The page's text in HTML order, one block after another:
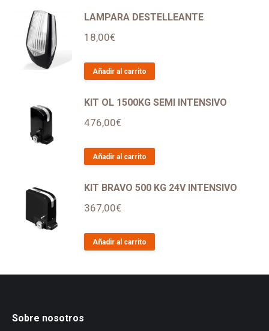
LAMPARA DESTELLEANTE
18,00€
Añadir al carrito
KIT OL 1500KG SEMI INTENSIVO
476,00€
Añadir al carrito
KIT BRAVO 500 KG 24V INTENSIVO
367,00€
Añadir al carrito
Sobre nosotros